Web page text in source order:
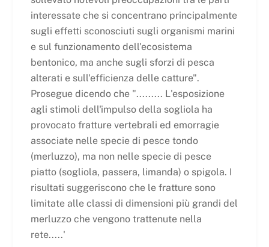
interessate che si concentrano principalmente
sugli effetti sconosciuti sugli organismi marini
e sul funzionamento dell'ecosistema
bentonico, ma anche sugli sforzi di pesca
alterati e sull'efficienza delle catture".
Prosegue dicendo che "......... L'esposizione
agli stimoli dell'impulso della sogliola ha
provocato fratture vertebrali ed emorragie
associate nelle specie di pesce tondo
(merluzzo), ma non nelle specie di pesce
piatto (sogliola, passera, limanda) o spigola. I
risultati suggeriscono che le fratture sono
limitate alle classi di dimensioni più grandi del
merluzzo che vengono trattenute nella
rete.....'